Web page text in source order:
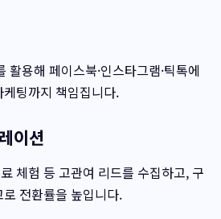
활용해 페이스북·인스타그램·틱톡에
팅까지 책임집니다.
이션
체험 등 고관여 리드를 수집하고, 구
로 전환률을 높입니다.